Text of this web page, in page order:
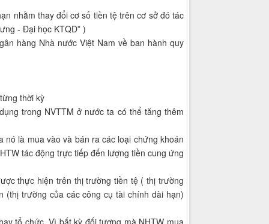
nhằm thay đổi cơ số tiền tệ trên cơ sở đó tác
- Đại học KTQD” )
hàng Nhà nước Việt Nam về ban hành quy
thời kỳ
trong NVTTM ở nước ta có thể tăng thêm
nó là mua vào và bán ra các loại chứng khoán
tác động trực tiếp đến lượng tiền cung ứng
thực hiện trên thị trường tiền tệ ( thị trường
trường của các công cụ tài chính dài hạn)
tổ chức. Vì bất kỳ đối tượng mà NHTW mua